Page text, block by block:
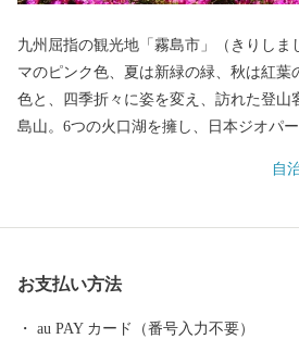
九州屈指の観光地「霧島市」（きりし
マのピンク色、夏は新緑の緑、秋は紅葉
色と、四季折々に姿を変え、訪れた登山
島山。6つの火口湖を擁し、日本ジオパ
の豊かな自然が広がり、その中で育つ黒
める家族湯やロケーションが最高の露天
泉など多種多様な温泉施設があり、自分
自
お支払い方法
au PAY カード（番号入力不要）